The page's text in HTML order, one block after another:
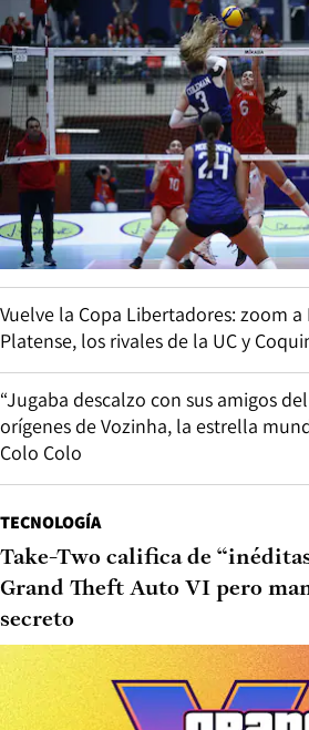
Vuelve la Copa Libertadores: zoom a
Platense, los rivales de la UC y
“Jugaba descalzo con sus amigos
orígenes de Vozinha, la estrella
Colo Colo
TECNOLOGÍA
Take-Two califica de
Grand Theft Auto VI pero
secreto